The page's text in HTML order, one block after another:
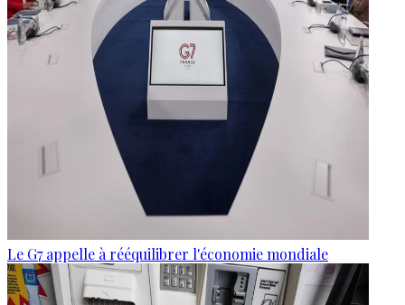
Le G7 appelle à rééquilibrer l'économie mondiale